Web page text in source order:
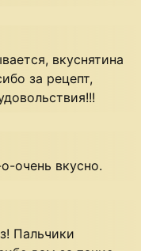
вкуснятина
за рецепт,
очень вкусно.
Пальчики